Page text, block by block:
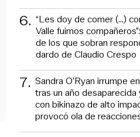
6. “Les doy de comer (...)
Valle fuimos
de los que sobran
dardo de Claudio Crespo
7. Sandra O’Ryan irrumpe
tras un año desaparecida
con bikinazo de alto
provocó ola de